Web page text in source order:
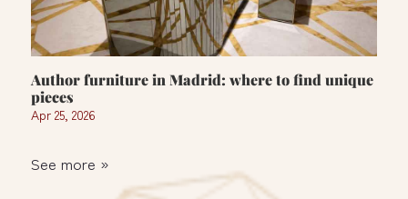
Author furniture in Madrid: where to find unique
pieces
Apr 25, 2026
See more »